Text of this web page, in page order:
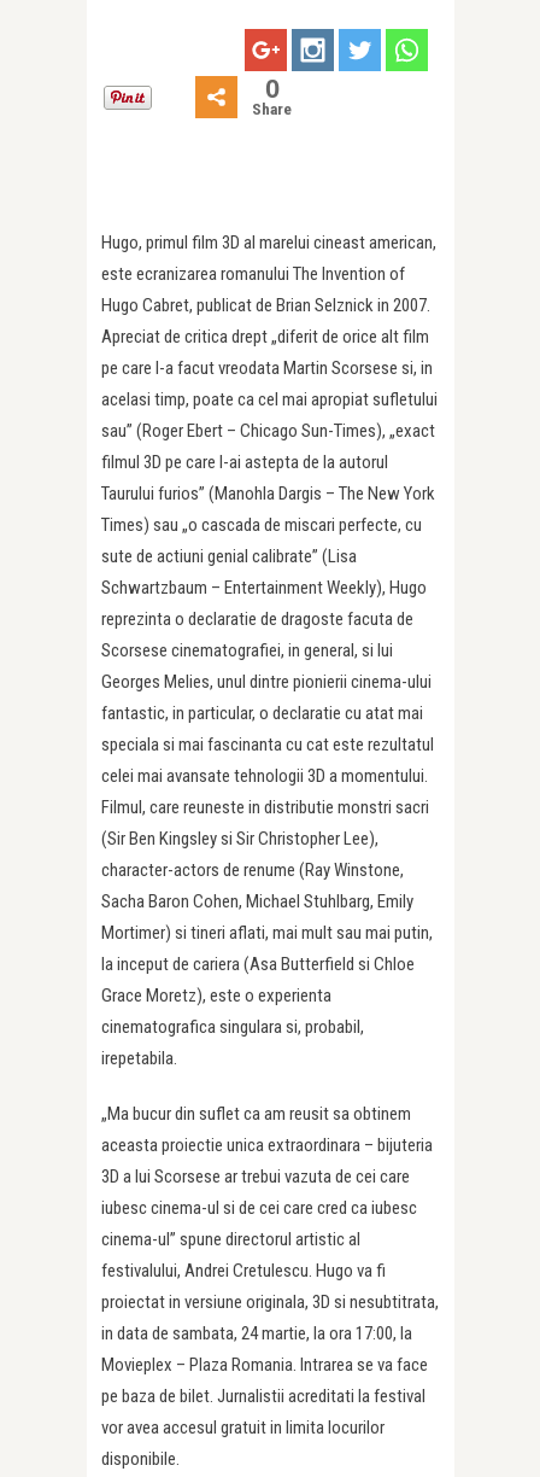
0
Share
Hugo, primul film 3D al marelui cineast american,
este ecranizarea romanului The Invention of
Hugo Cabret, publicat de Brian Selznick in 2007.
Apreciat de critica drept „diferit de orice alt film
pe care l-a facut vreodata Martin Scorsese si, in
acelasi timp, poate ca cel mai apropiat sufletului
sau” (Roger Ebert – Chicago Sun-Times), „exact
filmul 3D pe care l-ai astepta de la autorul
Taurului furios” (Manohla Dargis – The New York
Times) sau „o cascada de miscari perfecte, cu
sute de actiuni genial calibrate” (Lisa
Schwartzbaum – Entertainment Weekly), Hugo
reprezinta o declaratie de dragoste facuta de
Scorsese cinematografiei, in general, si lui
Georges Melies, unul dintre pionierii cinema-ului
fantastic, in particular, o declaratie cu atat mai
speciala si mai fascinanta cu cat este rezultatul
celei mai avansate tehnologii 3D a momentului.
Filmul, care reuneste in distributie monstri sacri
(Sir Ben Kingsley si Sir Christopher Lee),
character-actors de renume (Ray Winstone,
Sacha Baron Cohen, Michael Stuhlbarg, Emily
Mortimer) si tineri aflati, mai mult sau mai putin,
la inceput de cariera (Asa Butterfield si Chloe
Grace Moretz), este o experienta
cinematografica singulara si, probabil,
irepetabila.
„Ma bucur din suflet ca am reusit sa obtinem
aceasta proiectie unica extraordinara – bijuteria
3D a lui Scorsese ar trebui vazuta de cei care
iubesc cinema-ul si de cei care cred ca iubesc
cinema-ul” spune directorul artistic al
festivalului, Andrei Cretulescu. Hugo va fi
proiectat in versiune originala, 3D si nesubtitrata,
in data de sambata, 24 martie, la ora 17:00, la
Movieplex – Plaza Romania. Intrarea se va face
pe baza de bilet. Jurnalistii acreditati la festival
vor avea accesul gratuit in limita locurilor
disponibile.